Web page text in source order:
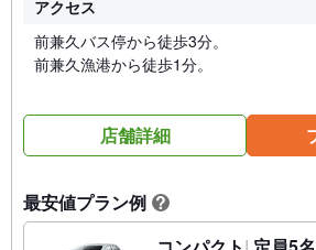
アクセス
前兼久バス停から徒歩3分。
前兼久漁港から徒歩1分。
店舗詳細
最安値プラン例 ?